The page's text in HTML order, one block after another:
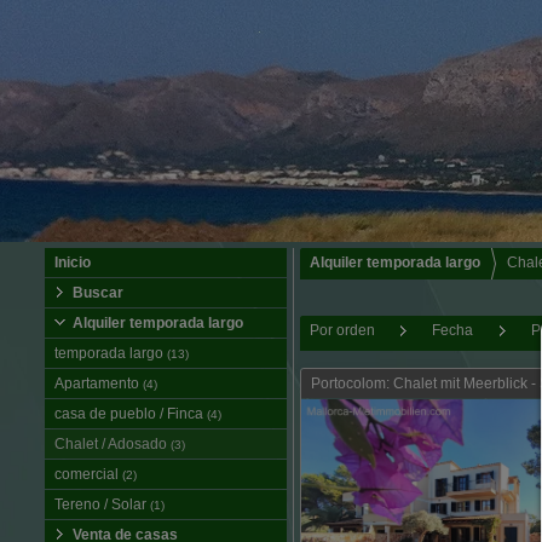
Inicio
Buscar
Alquiler temporada largo
temporada largo (13)
Apartamento (4)
casa de pueblo / Finca (4)
Chalet / Adosado (3)
comercial (2)
Tereno / Solar (1)
Venta de casas
Alquiler temporada largo
Por orden Fecha
Portocolom: Chalet mit Meerblick